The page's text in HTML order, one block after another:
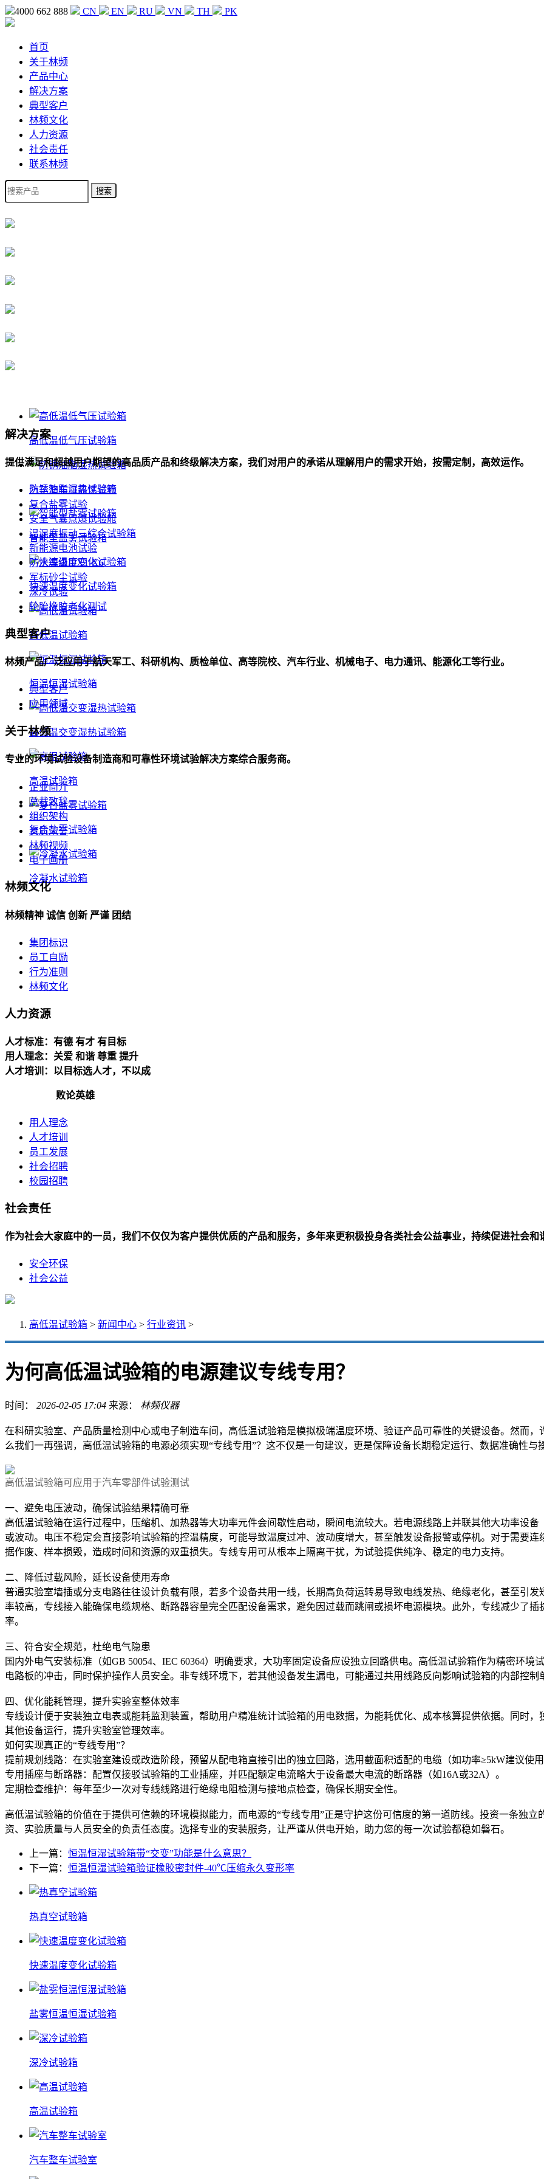
4000 662 888 CN EN RU VN TH PK
首页
关于林频
产品中心
解决方案
典型客户
林频文化
人力资源
社会责任
联系林频
高低温低气压试验箱
防锈油脂湿热试验箱
智能型盐雾试验箱
快速温度变化试验箱
高低温试验箱
恒温恒湿试验箱
高低温交变湿热试验箱
高温试验箱
复合盐雾试验箱
冷凝水试验箱
解决方案
提供满足和超越用户期望的高品质产品和终级解决方案，我们对用户的承诺从理解用户的需求开始，按需定制，高效运作。
汽车整车可靠性试验
复合盐雾试验
安全气囊点爆试验舱
温湿度振动三综合试验箱
新能源电池试验
防水等级IPX1-X6
军标砂尘试验
深冷试验
轮胎橡胶老化测试
典型客户
林频产品广泛应用于航天军工、科研机构、质检单位、高等院校、汽车行业、机械电子、电力通讯、能源化工等行业。
典型客户
应用领域
关于林频
专业的环境试验设备制造商和可靠性环境试验解决方案综合服务商。
企业简介
总裁致辞
组织架构
资质荣誉
林频视频
电子画册
林频文化
林频精神 诚信 创新 严谨 团结
集团标识
员工自励
行为准则
林频文化
人力资源
人才标准：有德 有才 有目标
用人理念：关爱 和谐 尊重 提升
人才培训：以目标选人才，不以成
败论英雄
用人理念
人才培训
员工发展
社会招聘
校园招聘
社会责任
作为社会大家庭中的一员，我们不仅仅为客户提供优质的产品和服务，多年来更积极投身各类社会公益事业，持续促进社会和
安全环保
社会公益
高低温试验箱 > 新闻中心 > 行业资讯 >
为何高低温试验箱的电源建议专线专用？
时间： 2026-02-05 17:04 来源： 林频仪器
在科研实验室、产品质量检测中心或电子制造车间，高低温试验箱是模拟极端温度环境、验证产品可靠性的关键设备。然而
么我们一再强调，高低温试验箱的电源必须实现“专线专用”？这不仅是一句建议，更是保障设备长期稳定运行、数据准确性与
高低温试验箱可应用于汽车零部件试验测试
一、避免电压波动，确保试验结果精确可靠
高低温试验箱在运行过程中，压缩机、加热器等大功率元件会间歇性启动，瞬间电流较大。若电源线路上并联其他大功率设
或波动。电压不稳定会直接影响试验箱的控温精度，可能导致温度过冲、波动度增大，甚至触发设备报警或停机。对于需要
据作废、样本损毁，造成时间和资源的双重损失。专线专用可从根本上隔离干扰，为试验提供纯净、稳定的电力支持。
二、降低过载风险，延长设备使用寿命
普通实验室墙插或分支电路往往设计负载有限，若多个设备共用一线，长期高负荷运转易导致电线发热、绝缘老化，甚至引
率较高，专线接入能确保电缆规格、断路器容量完全匹配设备需求，避免因过载而跳闸或损坏电源模块。此外，专线减少了
率。
三、符合安全规范，杜绝电气隐患
国内外电气安装标准（如GB 50054、IEC 60364）明确要求，大功率固定设备应设独立回路供电。高低温试验箱作为精密环
电路板的冲击，同时保护操作人员安全。非专线环境下，若其他设备发生漏电，可能通过共用线路反向影响试验箱的内部控制
四、优化能耗管理，提升实验室整体效率
专线设计便于安装独立电表或能耗监测装置，帮助用户精准统计试验箱的用电数据，为能耗优化、成本核算提供依据。同时
其他设备运行，提升实验室管理效率。
如何实现真正的“专线专用”？
提前规划线路：在实验室建设或改造阶段，预留从配电箱直接引出的独立回路，选用截面积适配的电缆（如功率≥5kW建议使
专用插座与断路器：配置仅接驳试验箱的工业插座，并匹配额定电流略大于设备最大电流的断路器（如16A或32A）。
定期检查维护：每年至少一次对专线线路进行绝缘电阻检测与接地点检查，确保长期安全性。
高低温试验箱的价值在于提供可信赖的环境模拟能力，而电源的“专线专用”正是守护这份可信度的第一道防线。投资一条独
资、实验质量与人员安全的负责任态度。选择专业的安装服务，让严谨从供电开始，助力您的每一次试验都稳如磐石。
上一篇： 恒温恒湿试验箱带“交变”功能是什么意思？
下一篇： 恒温恒湿试验箱验证橡胶密封件-40℃压缩永久变形率
热真空试验箱
快速温度变化试验箱
盐雾恒温恒湿试验箱
深冷试验箱
高温试验箱
汽车整车试验室